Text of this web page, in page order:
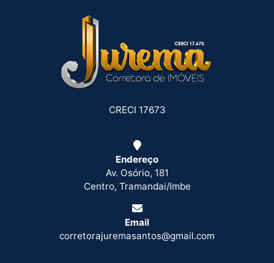
CRECI 17673
Endereço
Av. Osório, 181
Centro, Tramandai/Imbe
Email
corretorajuremasantos@gmail.com